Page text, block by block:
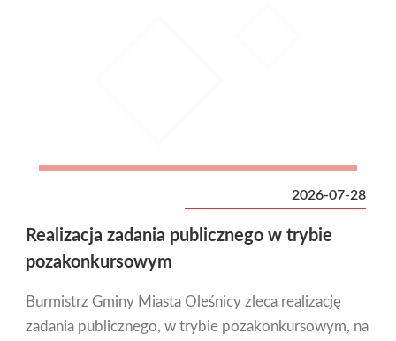
2026-07-28
Realizacja zadania publicznego w trybie
pozakonkursowym
Burmistrz Gminy Miasta Oleśnicy zleca realizację
zadania publicznego, w trybie pozakonkursowym, na